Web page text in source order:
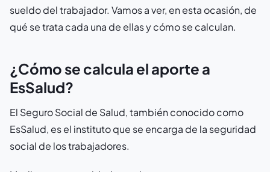
sueldo del trabajador. Vamos a ver, en esta ocasión, de
qué se trata cada una de ellas y cómo se calculan.
¿Cómo se calcula el aporte a
EsSalud?
El Seguro Social de Salud, también conocido como
EsSalud, es el instituto que se encarga de la seguridad
social de los trabajadores.